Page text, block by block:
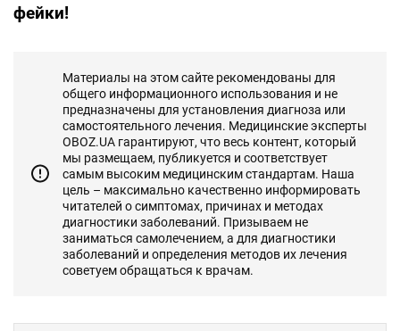
фейки!
Материалы на этом сайте рекомендованы для
общего информационного использования и не
предназначены для установления диагноза или
самостоятельного лечения. Медицинские эксперты
OBOZ.UA гарантируют, что весь контент, который
мы размещаем, публикуется и соответствует
самым высоким медицинским стандартам. Наша
цель – максимально качественно информировать
читателей о симптомах, причинах и методах
диагностики заболеваний. Призываем не
заниматься самолечением, а для диагностики
заболеваний и определения методов их лечения
советуем обращаться к врачам.